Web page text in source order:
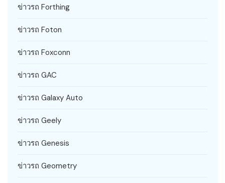
ข่าวรถ Forthing
ข่าวรถ Foton
ข่าวรถ Foxconn
ข่าวรถ GAC
ข่าวรถ Galaxy Auto
ข่าวรถ Geely
ข่าวรถ Genesis
ข่าวรถ Geometry